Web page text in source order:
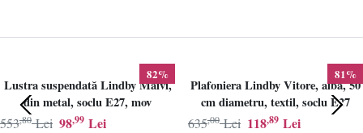
82%
Lustra suspendată Lindby Maivi,
din metal, soclu E27, mov
98,99 Lei
553,80 Lei
81%
Plafoniera Lindby Vitore, alba, 50
cm diametru, textil, soclu E27
118,89 Lei
635,00 Lei